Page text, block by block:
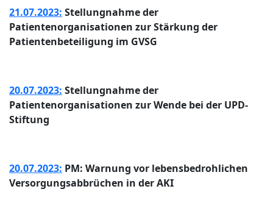
21.07.2023: Stellungnahme der
Patientenorganisationen zur Stärkung der
Patientenbeteiligung im GVSG
20.07.2023: Stellungnahme der
Patientenorganisationen zur Wende bei der UPD-
Stiftung
20.07.2023: PM: Warnung vor lebensbedrohlichen
Versorgungsabbrüchen in der AKI